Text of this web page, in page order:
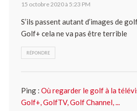
15 octobre 2020 à 5:23 PM
S’ils passent autant d’images de
Golf+ cela ne va pas être terrible
RÉPONDRE
Ping : Où regarder le golf à la
Golf+, GolfTV, Golf Channel, ...